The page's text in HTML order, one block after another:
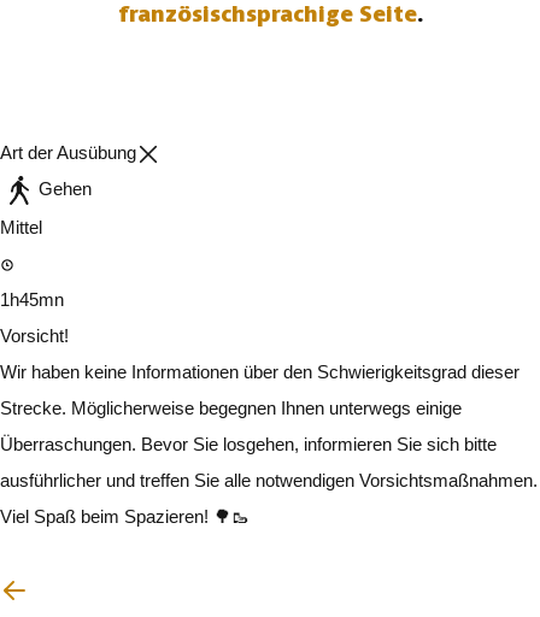
französischsprachige Seite.
Art der Ausübung
Gehen
Mittel
1h45mn
Vorsicht!
Wir haben keine Informationen über den Schwierigkeitsgrad dieser
Strecke. Möglicherweise begegnen Ihnen unterwegs einige
Überraschungen. Bevor Sie losgehen, informieren Sie sich bitte
ausführlicher und treffen Sie alle notwendigen Vorsichtsmaßnahmen.
Viel Spaß beim Spazieren! 🌳🥾